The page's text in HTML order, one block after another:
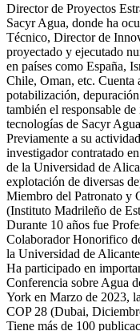
Director de Proyectos
Sacyr Agua, donde ha
Técnico, Director de
proyectado y ejecutado
en países como España,
Chile, Oman, etc. Cuenta
potabilización,
también el responsable
tecnologías de Sacyr
Previamente a su
investigador contratado
de la Universidad de
explotación de diversas
Miembro del Patronato y
(Instituto Madrileño de
Durante 10 años fue
Colaborador Honorifico
la Universidad de
Ha participado en
Conferencia sobre Agua
York en Marzo de 2023,
COP 28 (Dubai,
Tiene más de 100